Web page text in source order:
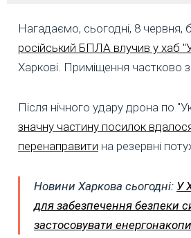
Нагадаємо, сьогодні, 8 червня,
російський БПЛА влучив у хаб
Харкові. Приміщення частково
Після нічного удару дрона по
значну частину посилок
перенаправити на резервні
Новини Харкова сьогодні: У
для забезпечення безпеки
застосовувати